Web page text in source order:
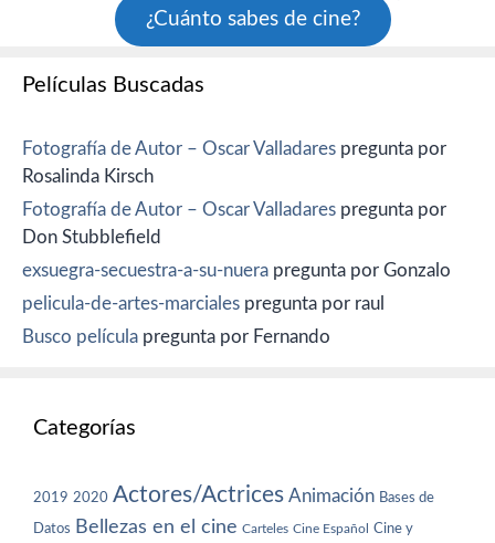
¿Cuánto sabes de cine?
Películas Buscadas
Fotografía de Autor – Oscar Valladares pregunta por
Rosalinda Kirsch
Fotografía de Autor – Oscar Valladares pregunta por
Don Stubblefield
exsuegra-secuestra-a-su-nuera pregunta por Gonzalo
pelicula-de-artes-marciales pregunta por raul
Busco película pregunta por Fernando
Categorías
2019 2020 Actores/Actrices Animación Bases de
Datos Bellezas en el cine Carteles Cine Español Cine y